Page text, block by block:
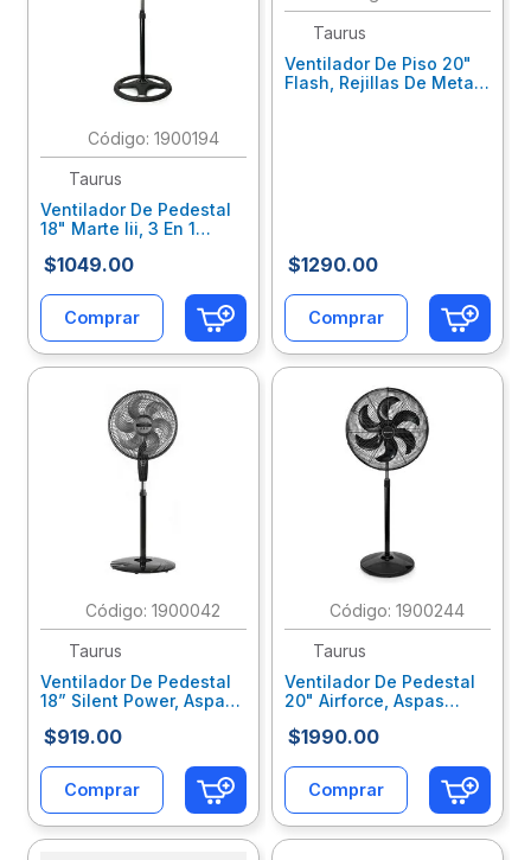
: 1900194
Taurus
Ventilador De Pedestal
18" Marte Iii, 3 En 1
Metalicas, Negro
$1049.00
Comprar
Taurus
Ventilador De Piso 20"
Flash, Rejillas De Metal
$1290.00
Comprar
: 1900042
Taurus
Ventilador De Pedestal
18” Silent Power, Aspas-
Silencioso M94401902
$919.00
Comprar
: 1900244
Taurus
Ventilador De Pedestal
20" Airforce, Aspas
Industrial, Negro
$1990.00
Comprar